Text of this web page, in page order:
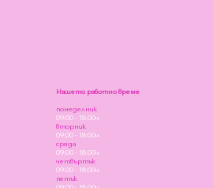
Нашето работно време
понеделник
09:00 - 18:00ч
вторник
09:00 - 18:00ч
сряда
09:00 - 18:00ч
четвъртък
09:00 - 18:00ч
петък